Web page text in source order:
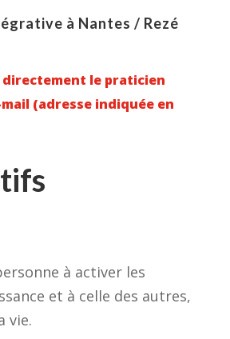
à Nantes / Rezé
le praticien
(adresse indiquée en
à activer les
et à celle des autres,
vie.